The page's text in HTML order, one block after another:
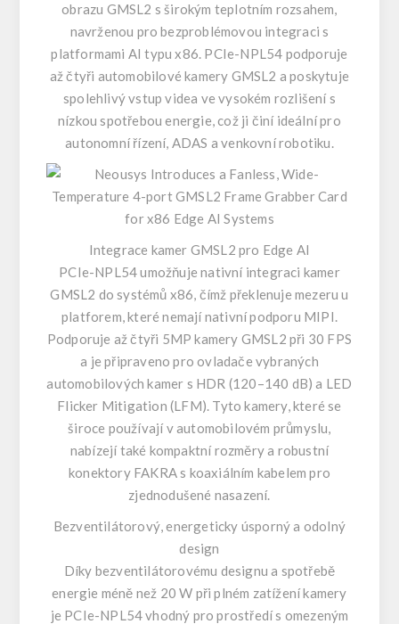
obrazu GMSL2 s širokým teplotním rozsahem,
navrženou pro bezproblémovou integraci s
platformami AI typu x86. PCIe-NPL54 podporuje
až čtyři automobilové kamery GMSL2 a poskytuje
spolehlivý vstup videa ve vysokém rozlišení s
nízkou spotřebou energie, což ji činí ideální pro
autonomní řízení, ADAS a venkovní robotiku.
Integrace kamer GMSL2 pro Edge AI
PCIe-NPL54 umožňuje nativní integraci kamer
GMSL2 do systémů x86, čímž překlenuje mezeru u
platforem, které nemají nativní podporu MIPI.
Podporuje až čtyři 5MP kamery GMSL2 při 30 FPS
a je připraveno pro ovladače vybraných
automobilových kamer s HDR (120–140 dB) a LED
Flicker Mitigation (LFM). Tyto kamery, které se
široce používají v automobilovém průmyslu,
nabízejí také kompaktní rozměry a robustní
konektory FAKRA s koaxiálním kabelem pro
zjednodušené nasazení.
Bezventilátorový, energeticky úsporný a odolný
design
Díky bezventilátorovému designu a spotřebě
energie méně než 20 W při plném zatížení kamery
je PCIe-NPL54 vhodný pro prostředí s omezeným